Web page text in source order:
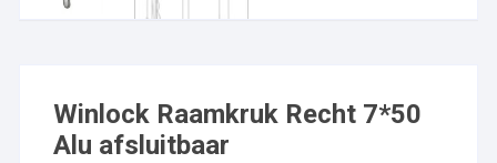
Winlock Raamkruk Recht 7*50
Alu afsluitbaar